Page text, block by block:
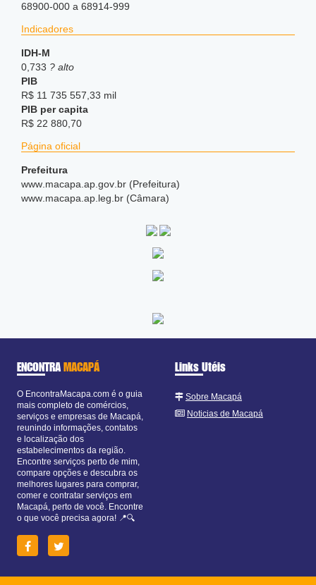
68900-000 a 68914-999
Indicadores
IDH-M
0,733 ? alto
PIB
R$ 11 735 557,33 mil
PIB per capita
R$ 22 880,70
Página oficial
Prefeitura
www .macapa .ap .gov .br (Prefeitura)
www .macapa .ap .leg .br (Câmara)
ENCONTRAMACAPÁ
O EncontraMacapa.com é o guia
mais completo de comércios,
serviços e empresas de Macapá,
reunindo informações, contatos
e localização dos
estabelecimentos da região.
Encontre serviços perto de mim,
compare opções e descubra os
melhores lugares para comprar,
comer e contratar serviços em
Macapá, perto de você. Encontre
o que você precisa agora! 📍🔍
Links Utéis
Sobre Macapá
Noticias de Macapá